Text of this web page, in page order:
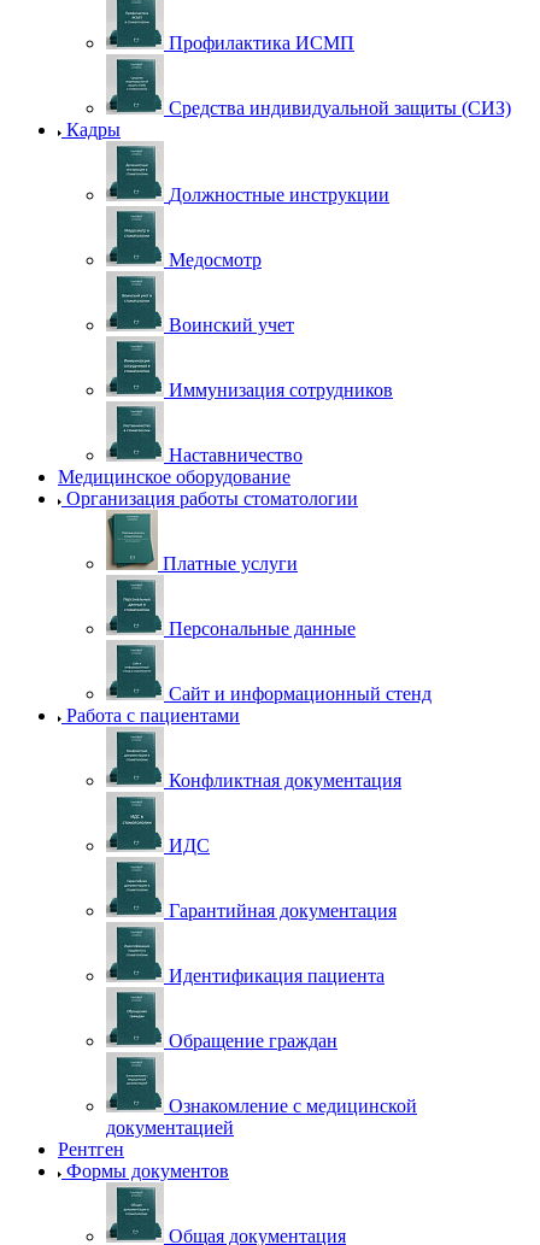
Профилактика ИСМП
Средства индивидуальной защиты (СИЗ)
Кадры
Должностные инструкции
Медосмотр
Воинский учет
Иммунизация сотрудников
Наставничество
Медицинское оборудование
Организация работы стоматологии
Платные услуги
Персональные данные
Сайт и информационный стенд
Работа с пациентами
Конфликтная документация
ИДС
Гарантийная документация
Идентификация пациента
Обращение граждан
Ознакомление с медицинской
документацией
Рентген
Формы документов
Общая документация